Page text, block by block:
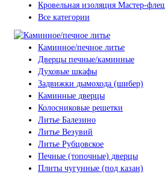
Кровельная изоляция Мастер-
Все категории
Каминное/печное литье
Дверцы печные/каминные
Духовые шкафы
Задвижки дымохода (шибер)
Каминные дверцы
Колосниковые решетки
Литье Балезино
Литье Везувий
Литье Рубцовское
Печные (топочные) дверцы
Плиты чугунные (под казан)